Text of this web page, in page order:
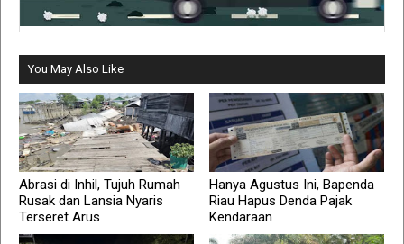
You May Also Like
Abrasi di Inhil, Tujuh Rumah
Rusak dan Lansia Nyaris
Terseret Arus
Hanya Agustus Ini, Bapenda
Riau Hapus Denda Pajak
Kendaraan